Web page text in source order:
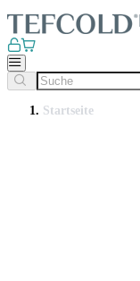
Startseite